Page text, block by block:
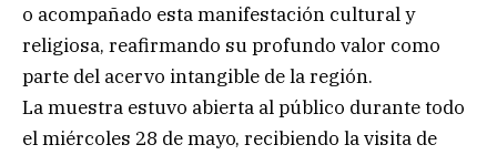
o acompañado esta manifestación cultural y
religiosa, reafirmando su profundo valor como
parte del acervo intangible de la región.
La muestra estuvo abierta al público durante todo
el miércoles 28 de mayo, recibiendo la visita de